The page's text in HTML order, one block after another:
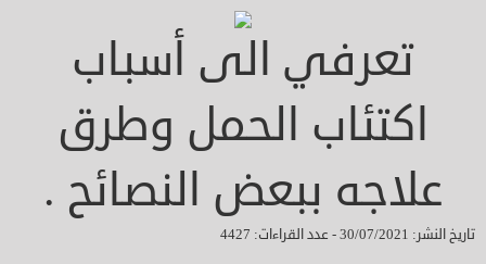
تعرفي الى أسباب
اكتئاب الحمل وطرق
علاجه ببعض النصائح .
تاريخ النشر: 30/07/2021 - عدد القراءات: 4427